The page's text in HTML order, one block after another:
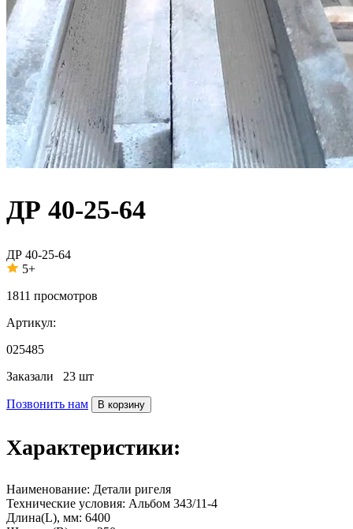
ДР 40-25-64
ДР 40-25-64
5+
1811 просмотров
Артикул:
025485
Заказали 23 шт
Позвонить нам В корзину
Характеристики:
Наименование: Детали ригеля
Технические условия: Альбом 343/11-4
Длина(L), мм: 6400